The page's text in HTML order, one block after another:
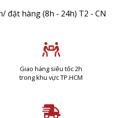
đặt hàng (8h - 24h) T2 - CN
Giao hàng siêu tốc 2h
trong khu vực TP.HCM